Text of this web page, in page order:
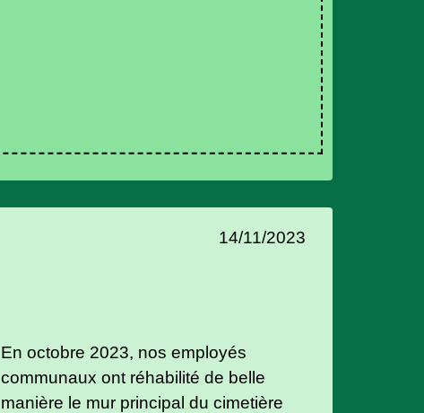
14/11/2023
En octobre 2023, nos employés
communaux ont réhabilité de belle
manière le mur principal du cimetière